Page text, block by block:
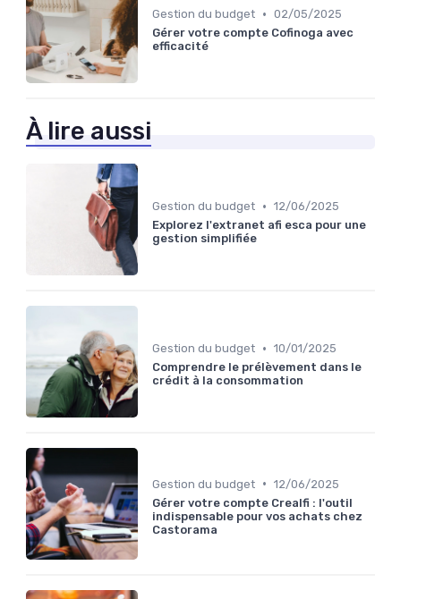
Gestion du budget • 02/05/2025
Gérer votre compte Cofinoga avec
efficacité
À lire aussi
Gestion du budget • 12/06/2025
Explorez l'extranet afi esca pour une
gestion simplifiée
Gestion du budget • 10/01/2025
Comprendre le prélèvement dans le
crédit à la consommation
Gestion du budget • 12/06/2025
Gérer votre compte Crealfi : l'outil
indispensable pour vos achats chez
Castorama